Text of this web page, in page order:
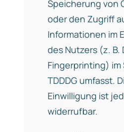
Speicherung von
oder den Zugriff
Informationen im
des Nutzers (z. B.
Fingerprinting) im
TDDDG umfasst.
Einwilligung ist
widerrufbar.